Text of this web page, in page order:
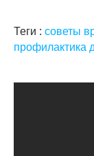
Теги : советы
профилактика